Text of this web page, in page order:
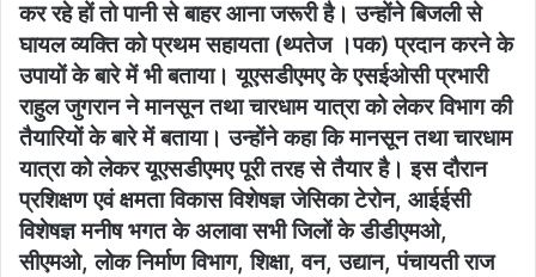
कर रहे हों तो पानी से बाहर आना जरूरी है। उन्होंने बिजली से
घायल व्यक्ति को प्रथम सहायता (थ्पतेज ।पक) प्रदान करने के
उपायों के बारे में भी बताया। यूएसडीएमए के एसईओसी प्रभारी
राहुल जुगरान ने मानसून तथा चारधाम यात्रा को लेकर विभाग की
तैयारियों के बारे में बताया। उन्होंने कहा कि मानसून तथा चारधाम
यात्रा को लेकर यूएसडीएमए पूरी तरह से तैयार है। इस दौरान
प्रशिक्षण एवं क्षमता विकास विशेषज्ञ जेसिका टेरोन, आईईसी
विशेषज्ञ मनीष भगत के अलावा सभी जिलों के डीडीएमओ,
सीएमओ, लोक निर्माण विभाग, शिक्षा, वन, उद्यान, पंचायती राज